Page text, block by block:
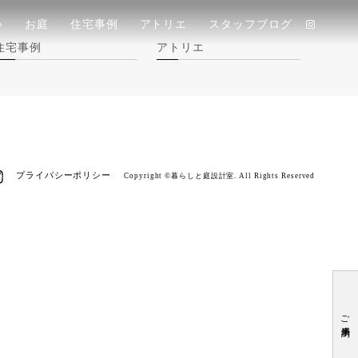
お庭 住宅事例 アトリエ
スタッフブログ
宅事例 アトリエ
プライバシーポリシー Copyright ©暮らしと庭設計室. All Rights Reserved
ご来場予約